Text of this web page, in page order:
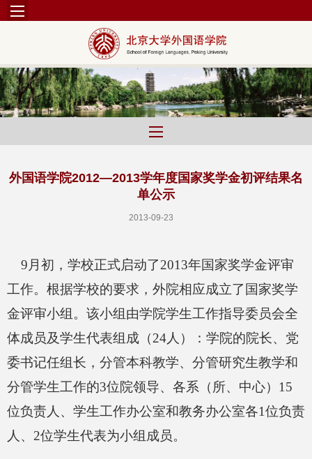
外国语学院2012—2013学年度国家奖学金初评结果名
单公示
2013-09-23
9月初，学校正式启动了2013年国家奖学金评审
工作。 根据学校的要求，外院相应成立了 国家奖学
金评审小组 。该小组由学院学生工作指导委员会全
体成员及学生代表组成（24人）：学院的院长、党
委书记任组长，分管本科教学、分管研究生教学和
分管学生工作的3位院领导、各系（所、中心） 15
位负责人、学生工作办公室和教务办公室各1位负责
人、 2位学生代表为小组成员。